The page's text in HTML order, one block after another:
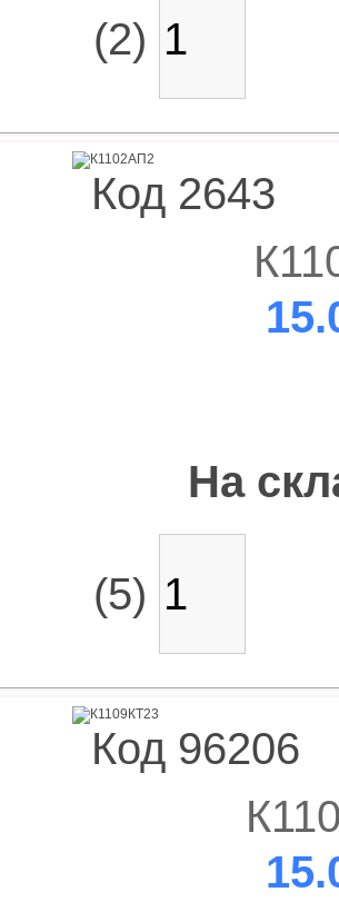
(2)
Код 2643
На
(5)
Код 96206